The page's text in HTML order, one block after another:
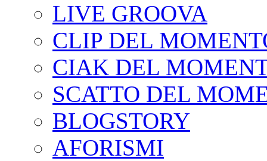
LIVE GROOVA
CLIP DEL
CIAK DEL
SCATTO DEL
BLOGSTORY
AFORISMI